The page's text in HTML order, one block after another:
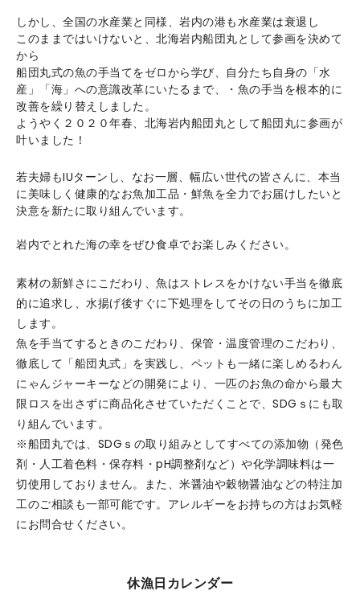
しかし、全国の水産業と同様、岩内の港も水産業は衰退し
このままではいけないと、北海岩内船団丸として参画を決めて
から
船団丸式の魚の手当てをゼロから学び、自分たち自身の「水
産」「海」への意識改革にいたるまで、・魚の手当を根本的に
改善を繰り替えしました。
ようやく２０２０年春、北海岩内船団丸として船団丸に参画が
叶いました！
若夫婦もIUターンし、なお一層、幅広い世代の皆さんに、本当
に美味しく健康的なお魚加工品・鮮魚を全力でお届けしたいと
決意を新たに取り組んでいます。
岩内でとれた海の幸をぜひ食卓でお楽しみください。
素材の新鮮さにこだわり、魚はストレスをかけない手当を徹底
的に追求し、水揚げ後すぐに下処理をしてその日のうちに加工
します。
魚を手当てするときのこだわり、保管・温度管理のこだわり、
徹底して「船団丸式」を実践し、ペットも一緒に楽しめるわん
にゃんジャーキーなどの開発により、一匹のお魚の命から最大
限ロスを出さずに商品化させていただくことで、SDGｓにも取
り組んでいます。
※船団丸では、SDGｓの取り組みとしてすべての添加物（発色
剤・人工着色料・保存料・pH調整剤など）や化学調味料は一
切使用しておりません。また、米醤油や穀物醤油などの特注加
工のご相談も一部可能です。アレルギーをお持ちの方はお気軽
にお問合せください。
休漁日カレンダー